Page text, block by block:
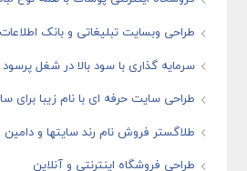
طراحی وبسایت تبلیغاتی و بانک
سرمایه گذاری با سود بالا در شغل پرسود
طراحی سایت حرفه ای با نام زیبا برای
طلاگستر فروش نام رند سایتها و دامین
طراحی فروشگاه اینترنتی و آنلاین